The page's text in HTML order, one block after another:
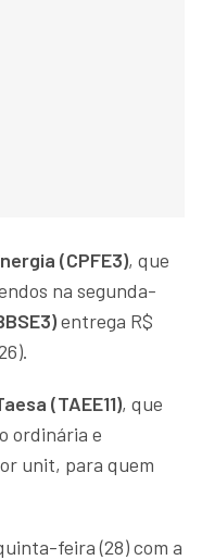
(CPFE3), que
na segunda-
entrega R$
(TAEE11), que
ordinária e
unit, para quem
feira (28) com a